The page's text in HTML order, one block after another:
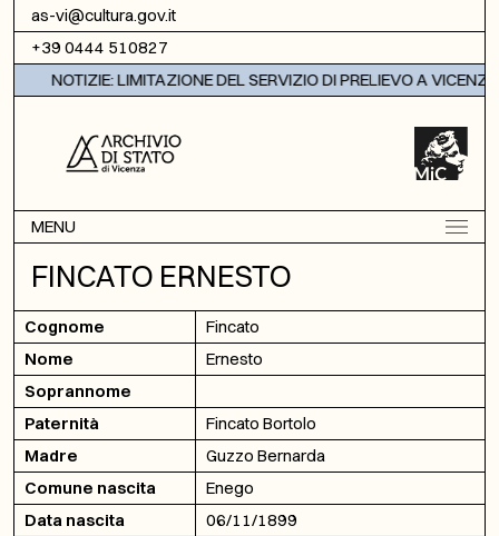
Vai al contenuto
as-vi@cultura.gov.it
+39 0444 510827
NOTIZIE: LIMITAZIONE DEL SERVIZIO DI PRELIEVO A VICENZA
MENU
FINCATO ERNESTO
Cognome
Fincato
Nome
Ernesto
Soprannome
Paternità
Fincato Bortolo
Madre
Guzzo Bernarda
Comune nascita
Enego
Data nascita
06/11/1899